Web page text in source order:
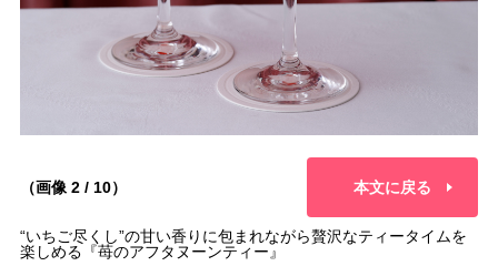
（画像 2 / 10） 本文に戻る
“いちご尽くし”の甘い香りに包まれながら贅沢なティータイムを
楽しめる『苺のアフタヌーンティー』